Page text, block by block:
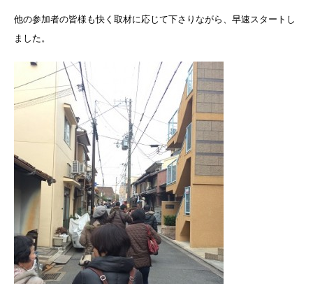
他の参加者の皆様も快く取材に応じて下さりながら、早速スタートし
ました。